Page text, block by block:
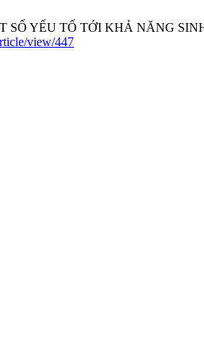
YẾU TỐ TỚI KHẢ NĂNG
view/447